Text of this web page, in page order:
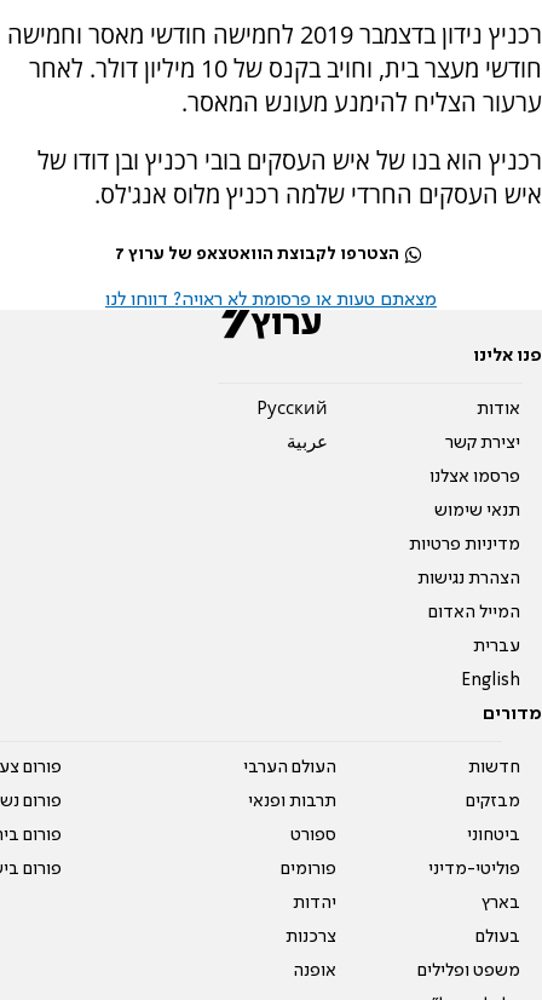
רכניץ נידון בדצמבר 2019 לחמישה חודשי מאסר וחמישה
חודשי מעצר בית, וחויב בקנס של 10 מיליון דולר. לאחר
ערעור הצליח להימנע מעונש המאסר.
רכניץ הוא בנו של איש העסקים בובי רכניץ ובן דודו של
איש העסקים החרדי שלמה רכניץ מלוס אנג'לס.
הצטרפו לקבוצת הוואטצאפ של ערוץ 7
מצאתם טעות או פרסומת לא ראויה? דווחו לנו
פנו אלינו
אודות
יצירת קשר
פרסמו אצלנו
תנאי שימוש
מדיניות פרטיות
הצהרת נגישות
המייל האדום
עברית
English
Pусский
عربية
מדורים
חדשות
מבזקים
ביטחוני
פוליטי-מדיני
בארץ
בעולם
משפט ופלילים
העולם הערבי
תרבות ופנאי
ספורט
פורומים
יהדות
צרכנות
אופנה
פורום
פורום
פורום
פורום